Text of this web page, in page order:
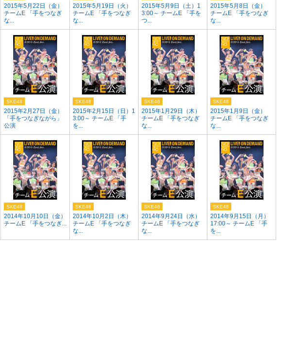
2015年5月22日（金）
チームE 「手をつなぎ
な...
2015年5月19日（火）
チームE 「手をつなぎ
な...
2015年5月9日（土）1
3:00～ チームE 「手を
つ...
2015年5月8日（金）
チームE 「手をつなぎ
な...
2015年2月27日（金）
「手をつなぎながら」
公演
SKE48
2015年2月15日（日）1
3:00～ チームE 「手
を...
SKE48
2015年1月29日（木）
チームE 「手をつなぎ
な...
SKE48
2015年1月9日（金）
チームE 「手をつなぎ
な...
SKE48
2014年10月10日（金）
チームE 「手をつなぎ...
SKE48
2014年10月2日（木）
チームE 「手をつなぎ
な...
SKE48
2014年9月24日（水）
チームE 「手をつなぎ
な...
SKE48
2014年9月15日（月）
17:00～ チームE 「手
を...
SKE48